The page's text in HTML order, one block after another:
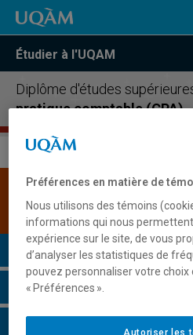
Étudier à l'UQAM
Diplôme d'études
pratique comptable (CPA)
disponible.Cliquez ici
Présentation du programme
Conditions d'admission
Préférences en matière de
Nous utilisons des témoins
informations qui nous
expérience sur le site, de vous
d’analyser les statistiques de
pouvez personnaliser votre
« Préférences ».
Autoriser les